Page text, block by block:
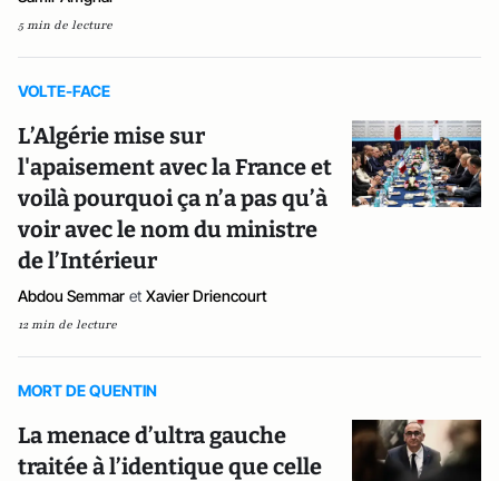
5 min de lecture
VOLTE-FACE
L’Algérie mise sur
l'apaisement avec la France et
voilà pourquoi ça n’a pas qu’à
voir avec le nom du ministre
de l’Intérieur
Abdou Semmar et Xavier Driencourt
12 min de lecture
MORT DE QUENTIN
La menace d’ultra gauche
traitée à l’identique que celle